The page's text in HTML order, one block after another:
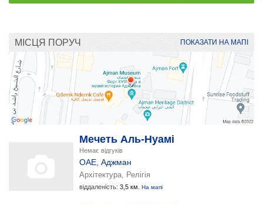
МІСЦЯ ПОРУЧ ПОКАЗАТИ НА МАПІ
Мечеть Аль-Нуамі
Немає відгуків
ОАЕ Аджман
Архітектура, Релігія
віддаленість: 3,5 км. На мапі